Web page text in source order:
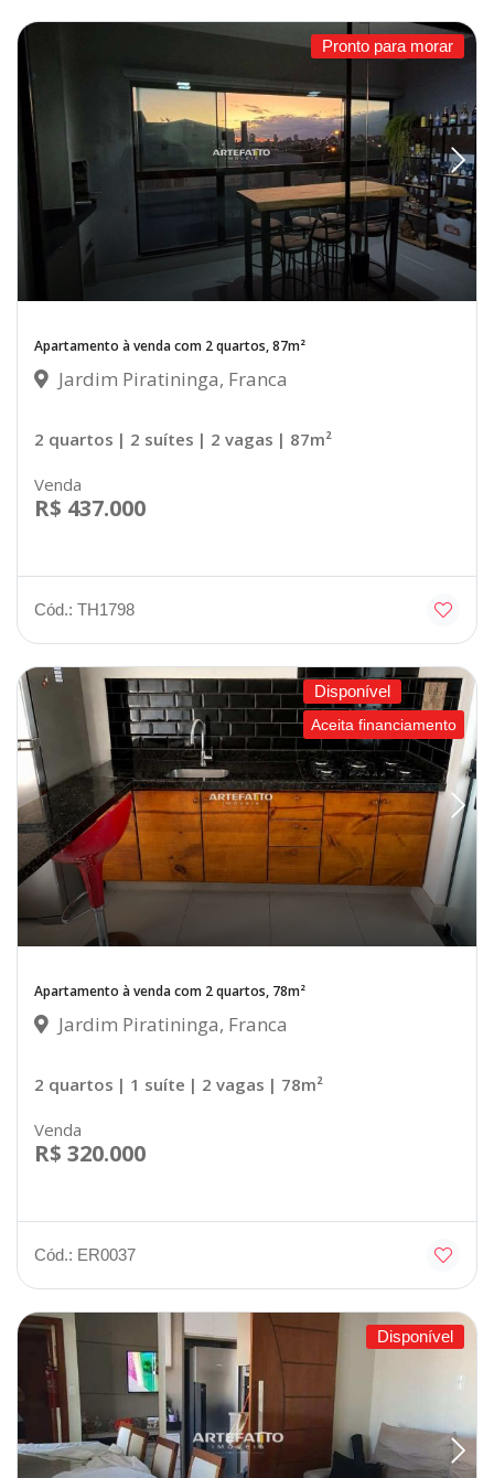
Pronto para morar
Apartamento à venda com 2 quartos, 87m²
Jardim Piratininga, Franca
2 quartos | 2 suítes | 2 vagas | 87m²
Venda
R$ 437.000
Cód.: TH1798
Disponível
Aceita financiamento
Apartamento à venda com 2 quartos, 78m²
Jardim Piratininga, Franca
2 quartos | 1 suíte | 2 vagas | 78m²
Venda
R$ 320.000
Cód.: ER0037
Disponível